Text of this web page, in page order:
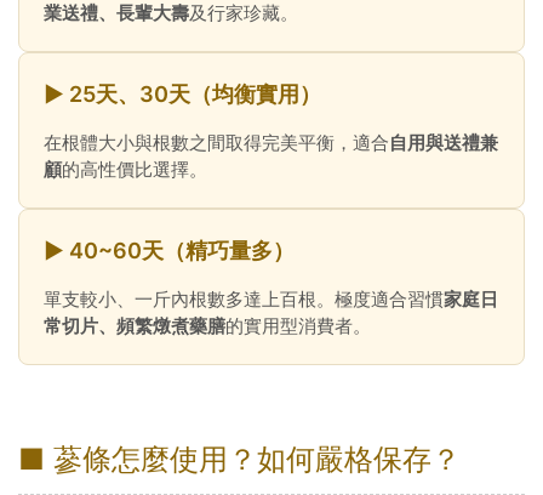
業送禮、長輩大壽及行家珍藏。
► 25天、30天（均衡實用）
在根體大小與根數之間取得完美平衡，適合自用與送禮兼
顧的高性價比選擇。
► 40~60天（精巧量多）
單支較小、一斤內根數多達上百根。極度適合習慣家庭日
常切片、頻繁燉煮藥膳的實用型消費者。
■ 蔘條怎麼使用？如何嚴格保存？